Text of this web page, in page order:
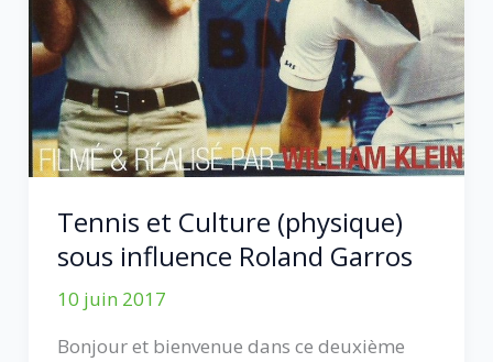
Tennis et Culture (physique)
sous influence Roland Garros
10 juin 2017
Bonjour et bienvenue dans ce deuxième